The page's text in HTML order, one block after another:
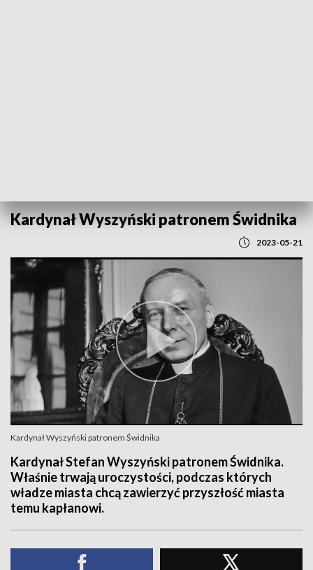
Kardynał Wyszyński patronem Świdnika
2023-05-21
Kardynał Wyszyński patronem Świdnika
Kardynał Stefan Wyszyński patronem Świdnika.
Właśnie trwają uroczystości, podczas których
władze miasta chcą zawierzyć przyszłość miasta
temu kapłanowi.